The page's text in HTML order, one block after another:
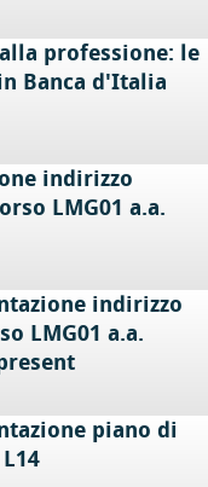
professione: le
Banca d'Italia
indirizzo
LMG01 a.a.
indirizzo
LMG01 a.a.
piano di